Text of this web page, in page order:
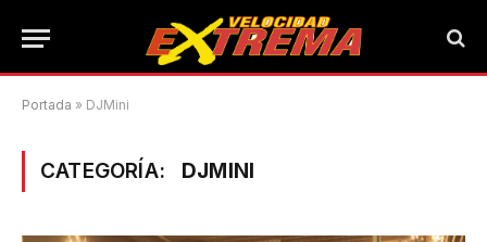
Portada » DJMini
CATEGORÍA: DJMINI